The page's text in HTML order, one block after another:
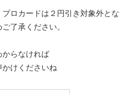
ロカードは２円引き対象外とな
了承ください。
からなければ
けくださいね